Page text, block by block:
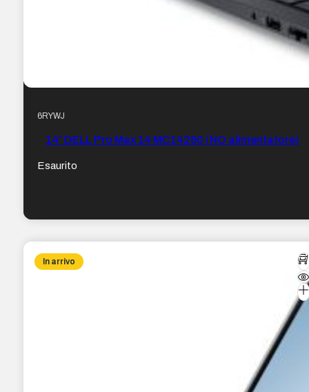
6RYWJ
14″ DELL Pro Max 14 MC14250 (NO alimentatore)
Esaurito
In arrivo